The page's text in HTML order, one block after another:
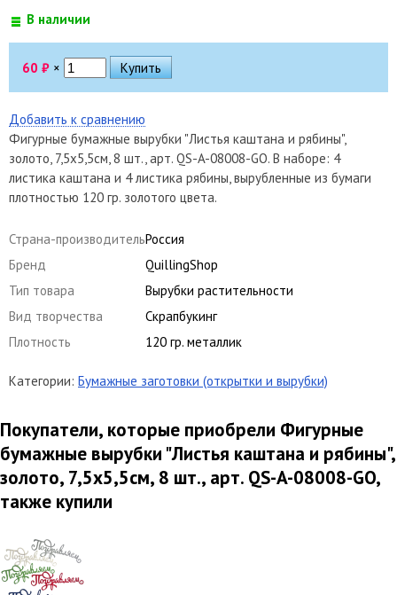
В наличии
60 ₽ ×
Добавить к сравнению
Фигурные бумажные вырубки "Листья каштана и рябины",
золото, 7,5х5,5см, 8 шт., арт. QS-A-08008-GO. В наборе: 4
листика каштана и 4 листика рябины, вырубленные из бумаги
плотностью 120 гр. золотого цвета.
Страна-производительРоссия
Бренд
QuillingShop
Тип товара
Вырубки растительности
Вид творчества
Скрапбукинг
Плотность
120 гр. металлик
Категории: Бумажные заготовки (открытки и вырубки)
Покупатели, которые приобрели Фигурные
бумажные вырубки "Листья каштана и рябины",
золото, 7,5х5,5см, 8 шт., арт. QS-A-08008-GO,
также купили